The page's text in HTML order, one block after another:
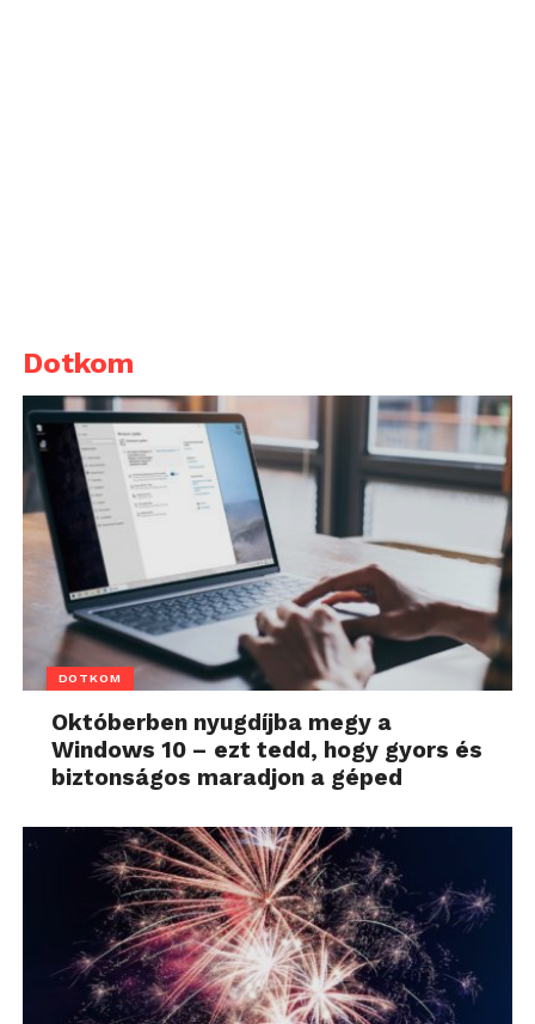
Dotkom
DOTKOM
Októberben nyugdíjba megy a
Windows 10 – ezt tedd, hogy gyors és
biztonságos maradjon a géped